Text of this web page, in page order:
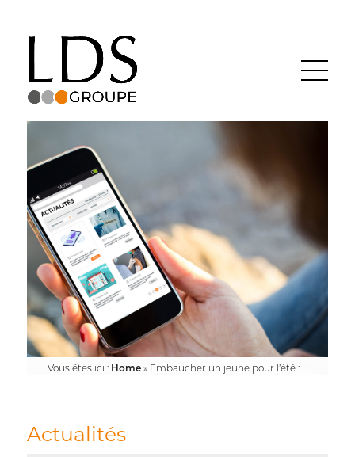
Actualités
Recrutement
Contact
Vous êtes ici : Home » Embaucher un jeune pour l’été :
Actualités